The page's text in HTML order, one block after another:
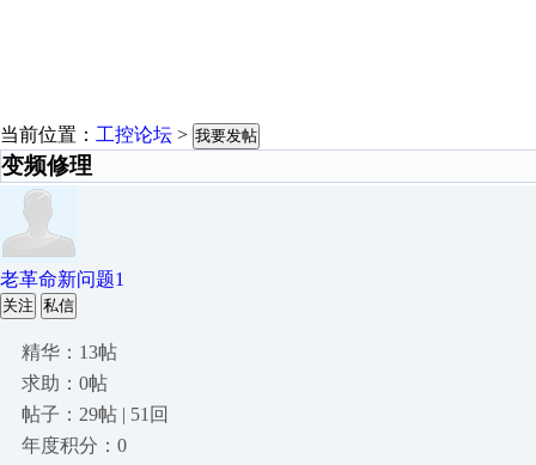
当前位置： 工控论坛 > 我要发帖
变频修理
老革命新问题1
关注 私信
精华：13帖
求助：0帖
帖子：29帖 | 51回
年度积分：0